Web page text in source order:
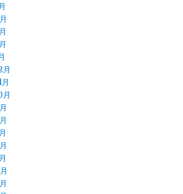
月
月